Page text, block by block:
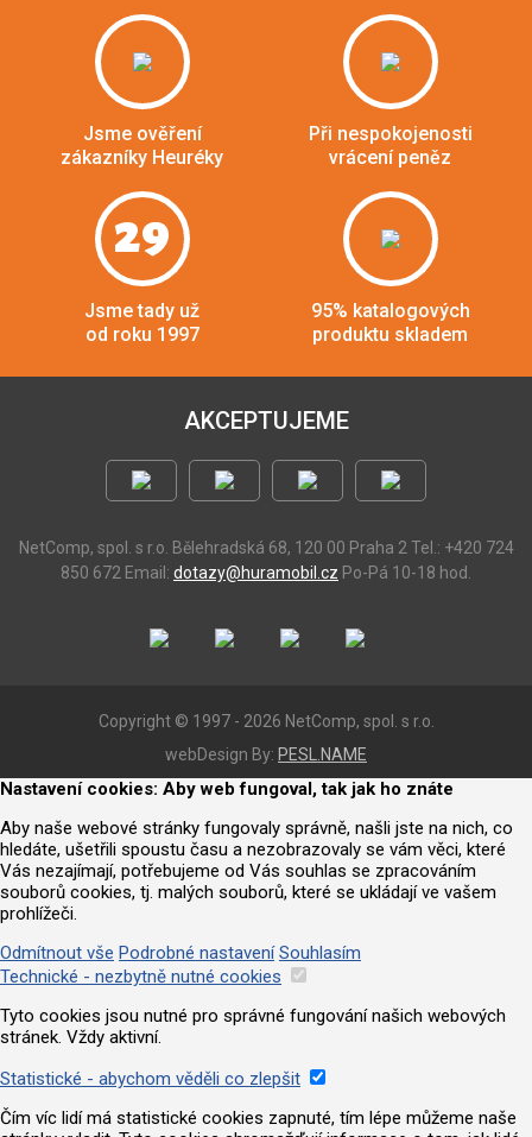
Jsme ověření
zákazníky Heuréky
Při nespokojenosti
vrácení peněz
29
Jsme tady už
od roku 1997
95% katalogových
produktu skladem
AKCEPTUJEME
NetComp, spol. s r.o. Bělehradská 68, 120 00 Praha 2 Tel.: +420 724
850 672 Email: dotazy@huramobil.cz Po-Pá 10-18 hod.
Copyright © 1997 - 2026 NetComp, spol. s r.o.
webDesign By: PESL.NAME
Nastavení cookies: Aby web fungoval, tak jak ho znáte
Aby naše webové stránky fungovaly správně, našli jste na nich, co
hledáte, ušetřili spoustu času a nezobrazovaly se vám věci, které
Vás nezajímají, potřebujeme od Vás souhlas se zpracováním
souborů cookies, tj. malých souborů, které se ukládají ve vašem
prohlížeči.
Odmítnout vše Podrobné nastavení Souhlasím
Technické - nezbytně nutné cookies
Tyto cookies jsou nutné pro správné fungování našich webových
stránek. Vždy aktivní.
Statistické - abychom věděli co zlepšit
Čím víc lidí má statistické cookies zapnuté, tím lépe můžeme naše